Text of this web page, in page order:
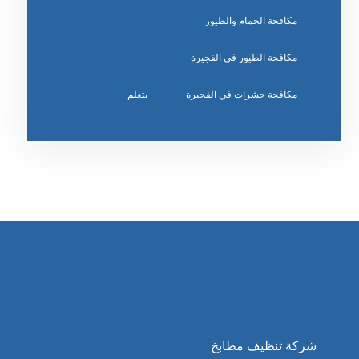
مكافحة الحمام والطيور
مكافحة الطيور في الفجيرة
مكافحة حشرات في الفجيرة يتعلم
شركة تنظيف مطابخ